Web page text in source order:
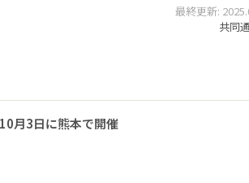
最終更新:
共同
月3日に熊本で開催